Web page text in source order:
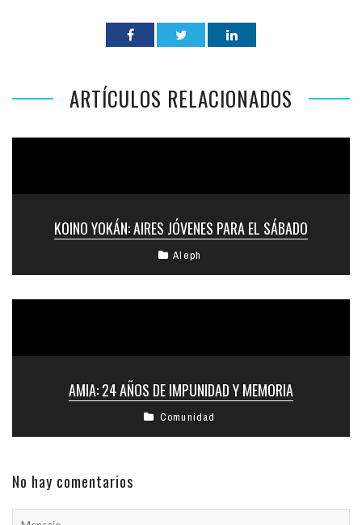
ARTÍCULOS RELACIONADOS
KOINO YOKÁN: AIRES JÓVENES PARA EL SÁBADO
Aleph
AMIA: 24 AÑOS DE IMPUNIDAD Y MEMORIA
Comunidad
No hay comentarios